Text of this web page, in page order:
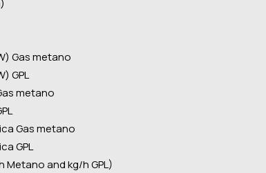
Gas metano
GPL
metano
Gas metano
GPL
Metano and kg/h GPL)